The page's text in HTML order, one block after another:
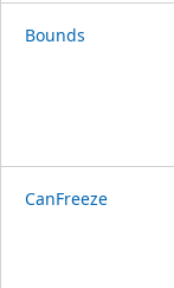
Bounds
CanFreeze